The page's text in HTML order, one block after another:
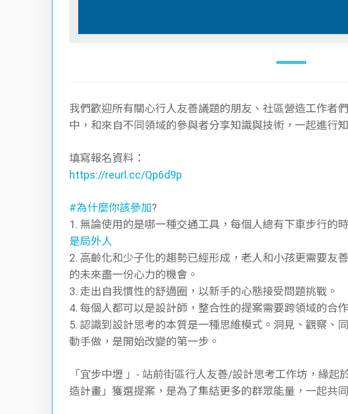
我們歡迎所有關⼼⾏⼈友善議題的朋友、社區營造⼯作者
中，和來自不同領域的參與者分享知識與技術，⼀起進⾏
填寫報名資料：
https://reurl.cc/Qp6d9p
#為什麼你該參加?
1. 無論使⽤的是哪一種交通⼯具，每個⼈總有下⾞步行的
是局外人
2. ⾼齡化和少⼦化的趨勢已經形成，老⼈和⼩孩更需要友
的未來盡一份⼼力的機會。
3. 走出⾃我慣性的舒適圈，以新⼿的⼼態接受問題挑戰。
4. 每個⼈都可以是設計師，整合性的提案需要跨領域的合作
5. 認識到設計思考的本質是⼀種思維模式。洞見、觀察、
動⼿做，是開始改變的第⼀步。
「宜步中壢 」- 站前街區⾏⼈友善/設計思考⼯作坊，緣起
造計畫」獲選提案，是為了集結更多的群眾能量，一起共